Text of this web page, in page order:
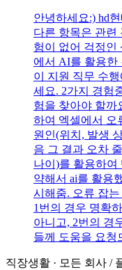
안녕하세요:) hd
다른 항목은 관련
험이 없어 걱정인
에서 AI를 활용한
이 지원 직무 수
세요. 2가지 경험
험을 찾아야 할까
하여 엑셀에서 오
원인(위치, 발생
음 그 결과 오차
나이)를 활용하여
약해서 ai를 활용
시해줌. 오류 잡
1번의 경우 명확
아니고, 2번의 경
들께 도움을 요청
직장생활 · 모든 회사 /